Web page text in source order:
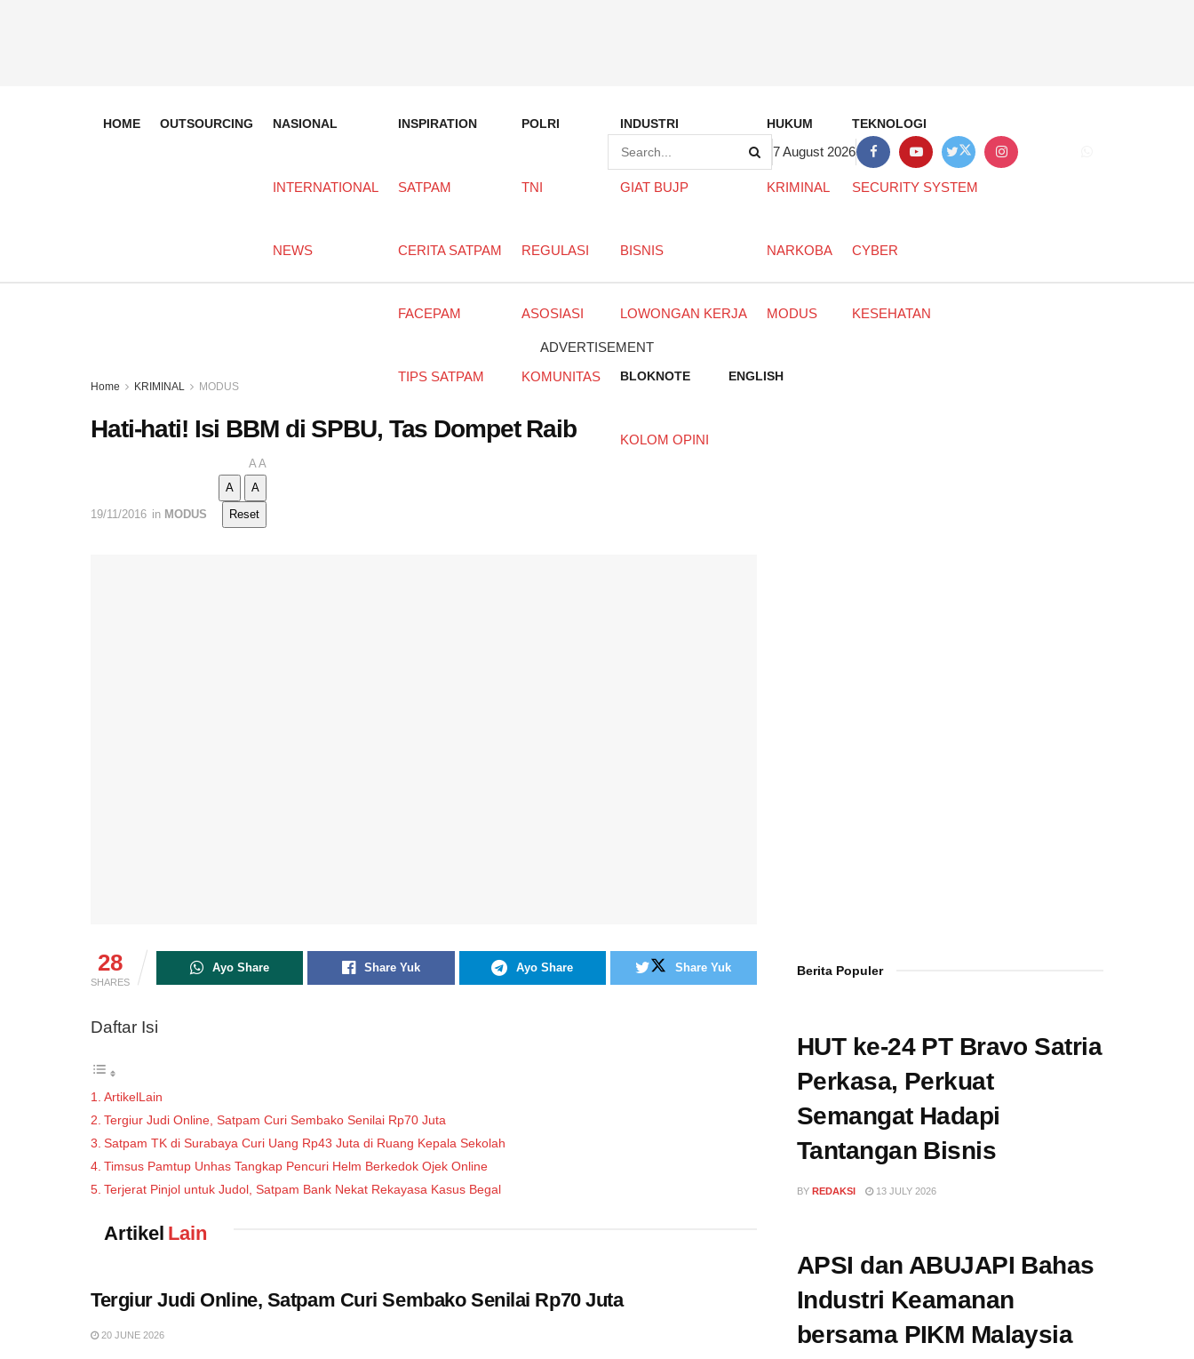
7 August 2026
HOME OUTSOURCING NASIONAL
INTERNATIONAL
NEWS
INSPIRATION
SATPAM
CERITA SATPAM
FACEPAM
TIPS SATPAM
POLRI
TNI
REGULASI
ASOSIASI
KOMUNITAS
INDUSTRI
GIAT BUJP
BISNIS
LOWONGAN KERJA
HUKUM
KRIMINAL
NARKOBA
MODUS
TEKNOLOGI
SECURITY SYSTEM
CYBER
KESEHATAN
BLOKNOTE
KOLOM OPINI
ENGLISH
ADVERTISEMENT
Home KRIMINAL MODUS
Hati-hati! Isi BBM di SPBU, Tas Dompet Raib
19/11/2016 in MODUS
A A
A
A
Reset
28
SHARES
Ayo Share Share Yuk Ayo Share Share Yuk
Daftar Isi
ArtikelLain
Tergiur Judi Online, Satpam Curi Sembako Senilai Rp70 Juta
Satpam TK di Surabaya Curi Uang Rp43 Juta di Ruang Kepala Sekolah
Timsus Pamtup Unhas Tangkap Pencuri Helm Berkedok Ojek Online
Terjerat Pinjol untuk Judol, Satpam Bank Nekat Rekayasa Kasus Begal
Artikel Lain
Tergiur Judi Online, Satpam Curi Sembako Senilai Rp70 Juta
20 JUNE 2026
Berita Populer
HUT ke-24 PT Bravo Satria
Perkasa, Perkuat
Semangat Hadapi
Tantangan Bisnis
BY REDAKSI 13 JULY 2026
APSI dan ABUJAPI Bahas
Industri Keamanan
bersama PIKM Malaysia